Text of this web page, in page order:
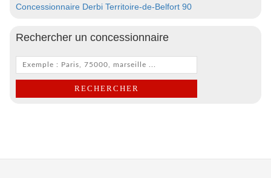
Concessionnaire Derbi Territoire-de-Belfort 90
Rechercher un concessionnaire